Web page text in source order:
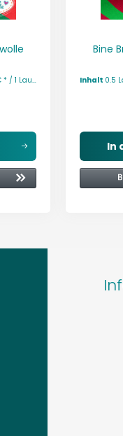
Meter)
Bine
Inhalt 0.5
In